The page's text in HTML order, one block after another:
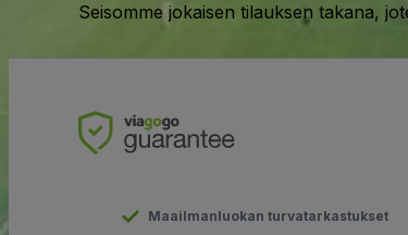
Seisomme jokaisen tilauksen takana,
Maailmanluokan turvatarkastukset